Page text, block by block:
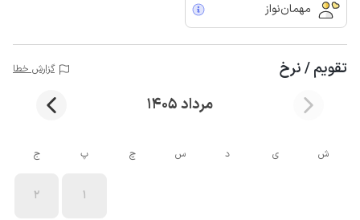
مهمان‌نواز
تقویم / نرخ گزارش خطا
مرداد 1405
ش ی د س چ پ ج
1
2